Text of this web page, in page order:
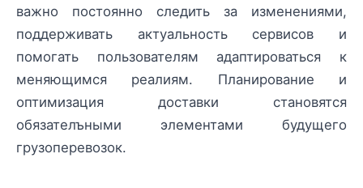
важно постоянно следить за изменениями,
поддерживать актуальность сервисов и
помогать пользователям адаптироваться к
меняющимся реалиям. Планирование и
оптимизация доставки становятся
обязателъными элементами будущего
грузоперевозок.